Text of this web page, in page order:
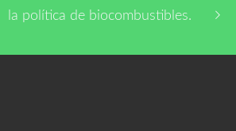
la política de biocombustibles.